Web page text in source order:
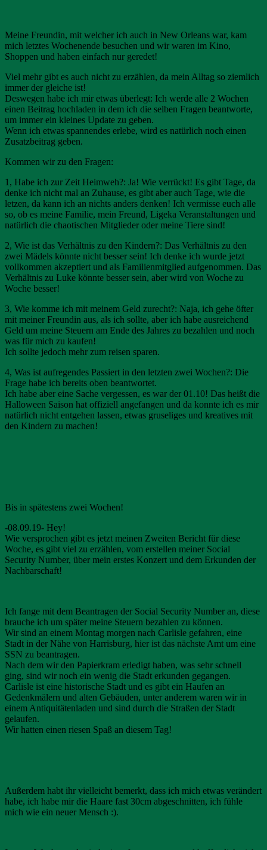
Meine Freundin, mit welcher ich auch in New Orleans war, kam
mich letztes Wochenende besuchen und wir waren im Kino,
Shoppen und haben einfach nur geredet!
Viel mehr gibt es auch nicht zu erzählen, da mein Alltag so ziemlich
immer der gleiche ist!
Deswegen habe ich mir etwas überlegt: Ich werde alle 2 Wochen
einen Beitrag hochladen in dem ich die selben Fragen beantworte,
um immer ein kleines Update zu geben.
Wenn ich etwas spannendes erlebe, wird es natürlich noch einen
Zusatzbeitrag geben.
Kommen wir zu den Fragen:
1, Habe ich zur Zeit Heimweh?: Ja! Wie verrückt! Es gibt Tage, da
denke ich nicht mal an Zuhause, es gibt aber auch Tage, wie die
letzen, da kann ich an nichts anders denken! Ich vermisse euch alle
so, ob es meine Familie, mein Freund, Ligeka Veranstaltungen und
natürlich die chaotischen Mitglieder oder meine Tiere sind!
2, Wie ist das Verhältnis zu den Kindern?: Das Verhältnis zu den
zwei Mädels könnte nicht besser sein! Ich denke ich wurde jetzt
vollkommen akzeptiert und als Familienmitglied aufgenommen. Das
Verhältnis zu Luke könnte besser sein, aber wird von Woche zu
Woche besser!
3, Wie komme ich mit meinem Geld zurecht?: Naja, ich gehe öfter
mit meiner Freundin aus, als ich sollte, aber ich habe ausreichend
Geld um meine Steuern am Ende des Jahres zu bezahlen und noch
was für mich zu kaufen!
Ich sollte jedoch mehr zum reisen sparen.
4, Was ist aufregendes Passiert in den letzten zwei Wochen?: Die
Frage habe ich bereits oben beantwortet.
Ich habe aber eine Sache vergessen, es war der 01.10! Das heißt die
Halloween Saison hat offiziell angefangen und da konnte ich es mir
natürlich nicht entgehen lassen, etwas gruseliges und kreatives mit
den Kindern zu machen!
Bis in spätestens zwei Wochen!
-08.09.19- Hey!
Wie versprochen gibt es jetzt meinen Zweiten Bericht für diese
Woche, es gibt viel zu erzählen, vom erstellen meiner Social
Security Number, über mein erstes Konzert und dem Erkunden der
Nachbarschaft!
Ich fange mit dem Beantragen der Social Security Number an, diese
brauche ich um später meine Steuern bezahlen zu können.
Wir sind an einem Montag morgen nach Carlisle gefahren, eine
Stadt in der Nähe von Harrisburg, hier ist das nächste Amt um eine
SSN zu beantragen.
Nach dem wir den Papierkram erledigt haben, was sehr schnell
ging, sind wir noch ein wenig die Stadt erkunden gegangen.
Carlisle ist eine historische Stadt und es gibt ein Haufen an
Gedenkmälern und alten Gebäuden, unter anderem waren wir in
einem Antiquitätenladen und sind durch die Straßen der Stadt
gelaufen.
Wir hatten einen riesen Spaß an diesem Tag!
Außerdem habt ihr vielleicht bemerkt, dass ich mich etwas verändert
habe, ich habe mir die Haare fast 30cm abgeschnitten, ich fühle
mich wie ein neuer Mensch :).